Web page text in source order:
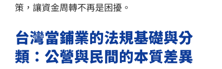
策，讓資金周轉不再是困擾。
台灣當鋪業的法規基礎與分
類：公營與民間的本質差異